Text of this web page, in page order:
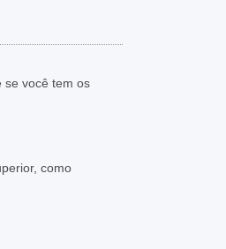
se você tem os
como